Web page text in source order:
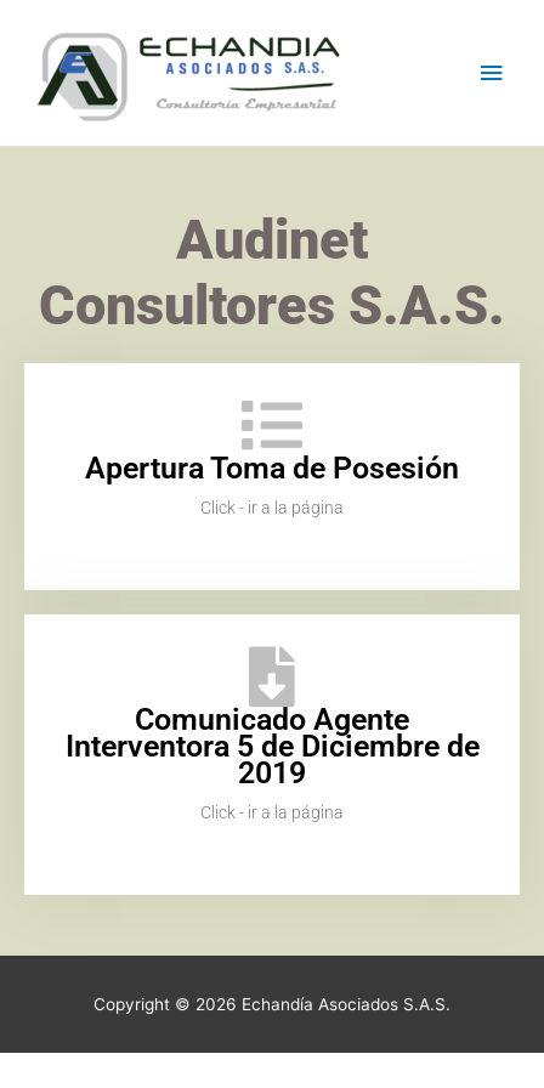
content
Audinet
Consultores S.A.S.
Apertura Toma de Posesión
Click - ir a la página
Comunicado Agente
Interventora 5 de Diciembre de
2019
Click - ir a la página
Copyright © 2026 Echandía Asociados S.A.S.